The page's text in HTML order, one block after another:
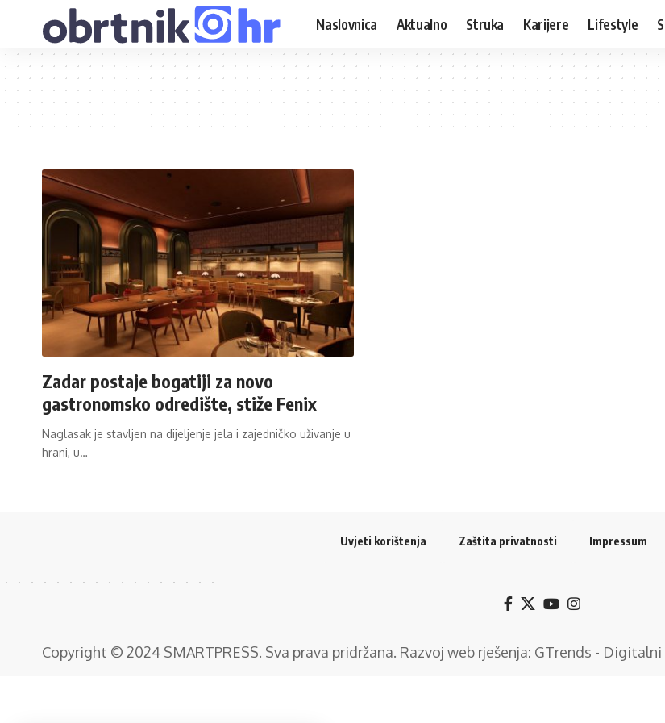
Naslovnica Aktualno Struka Karijere Lifestyle
Zadar postaje bogatiji za novo
gastronomsko odredište, stiže Fenix
Naglasak je stavljen na dijeljenje jela i zajedničko uživanje u
hrani, u…
Uvjeti korištenja Zaštita privatnosti Impressum
Copyright © 2024 SMARTPRESS. Sva prava pridržana. Razvoj web rješenja: GTrends -